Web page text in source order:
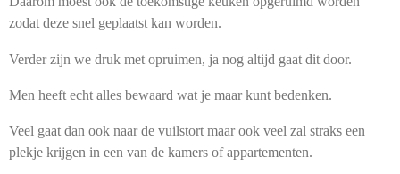
zodat deze snel geplaatst kan worden.
Verder zijn we druk met opruimen, ja nog altijd gaat dit door.
Men heeft echt alles bewaard wat je maar kunt bedenken.
Veel gaat dan ook naar de vuilstort maar ook veel zal straks een
plekje krijgen in een van de kamers of appartementen.